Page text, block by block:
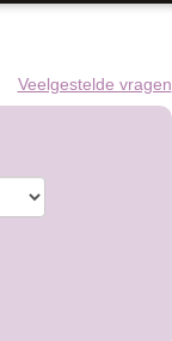
Veelgestelde vragen